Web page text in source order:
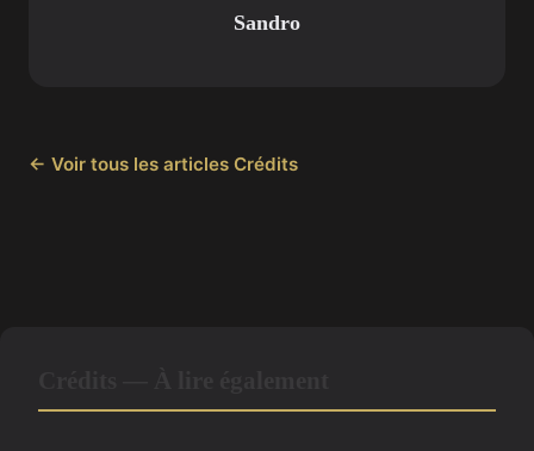
Sandro
← Voir tous les articles Crédits